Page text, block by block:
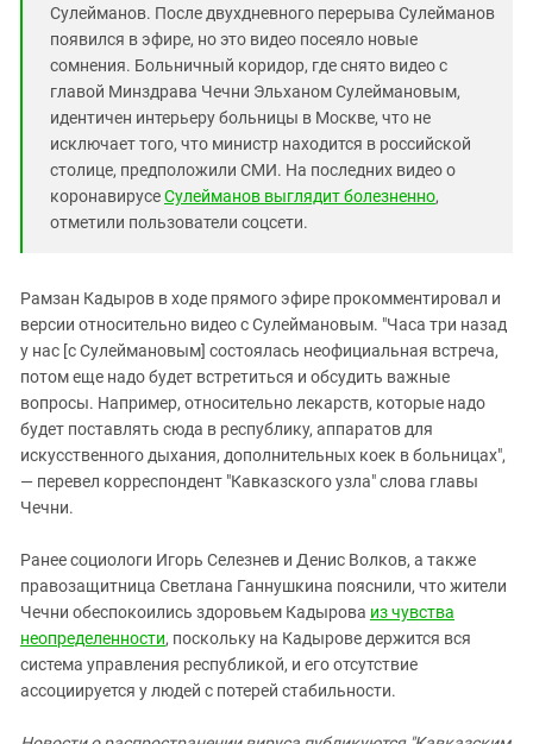
Сулейманов. После двухдневного перерыва Сулейманов
появился в эфире, но это видео посеяло новые
сомнения. Больничный коридор, где снято видео с
главой Минздрава Чечни Эльханом Сулеймановым,
идентичен интерьеру больницы в Москве, что не
исключает того, что министр находится в российской
столице, предположили СМИ. На последних видео о
коронавирусеСулейманов выглядит болезненно,
отметили пользователи соцсети.
Рамзан Кадыров в ходе прямого эфире прокомментировал и
версии относительно видео с Сулеймановым. "Часа три назад
у нас [с Сулеймановым] состоялась неофициальная встреча,
потом еще надо будет встретиться и обсудить важные
вопросы. Например, относительно лекарств, которые надо
будет поставлять сюда в республику, аппаратов для
искусственного дыхания, дополнительных коек в больницах",
— перевел корреспондент "Кавказского узла" слова главы
Чечни.
Ранее социологи Игорь Селезнев и Денис Волков, а также
правозащитница Светлана Ганнушкина пояснили, что жители
Чечни обеспокоились здоровьем Кадырова из чувства
неопределенности, поскольку на Кадырове держится вся
система управления республикой, и его отсутствие
ассоциируется у людей с потерей стабильности.